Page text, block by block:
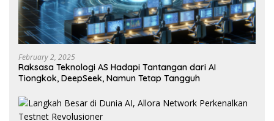
February 2, 2025
Raksasa Teknologi AS Hadapi Tantangan dari AI
Tiongkok, DeepSeek, Namun Tetap Tangguh